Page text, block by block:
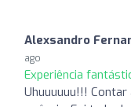
Alexsandro
ago
Experiência
Uhuuuuuu!!! Contar